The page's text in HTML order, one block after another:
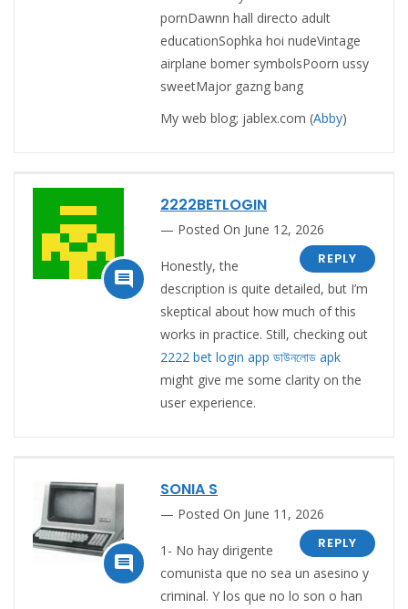
pornDawnn hall directo adult
educationSophka hoi nudeVintage
airplane bomer symbolsPoorn ussy
sweetMajor gazng bang
My web blog; jablex.com (Abby)

2222BETLOGIN
Posted On June 12, 2026
REPLY
Honestly, the
description is quite detailed, but I’m
skeptical about how much of this
works in practice. Still, checking out
2222 bet login app ডাউনলোড apk
might give me some clarity on the
user experience.

SONIA S
Posted On June 11, 2026
REPLY
1- No hay dirigente
comunista que no sea un asesino y
criminal. Y los que no lo son o han